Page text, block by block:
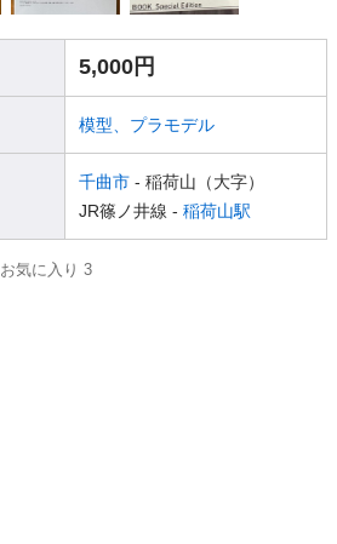
5,000円
模型、プラモデル
千曲市 - 稲荷山（大字）
JR篠ノ井線 - 稲荷山駅
お気に入り 3